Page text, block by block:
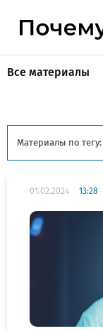
Все материалы
Материалы по тегу:
01.02.2024 13:28